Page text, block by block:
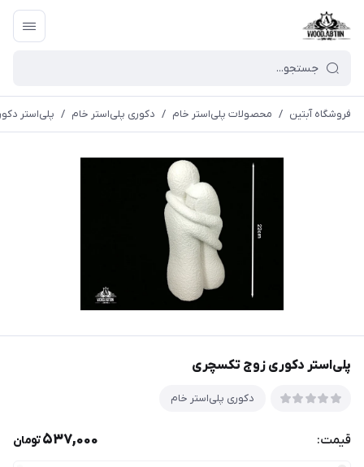
فروشگاه آبتین / محصولات پلی‌استر خام / دکوری پلی‌استر خام / پلی‌استر
پلی‌استر دکوری زوج تکسچری
دکوری پلی‌استر خام
قیمت: 537,000تومان